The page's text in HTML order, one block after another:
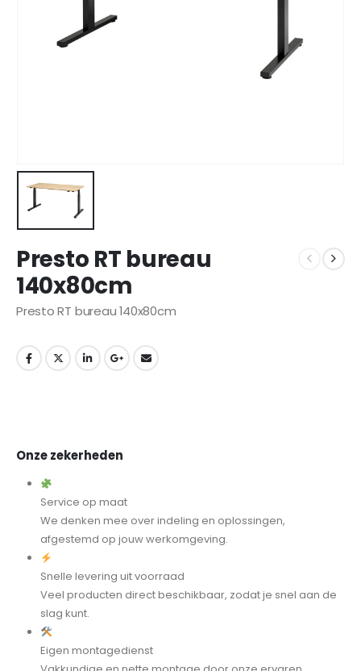
Presto RT bureau
140x80cm
Presto RT bureau 140x80cm
Onze zekerheden
Service op maat
We denken mee over indeling en oplossingen,
afgestemd op jouw werkomgeving.
Snelle levering uit voorraad
Veel producten direct beschikbaar, zodat je snel aan de
slag kunt.
Eigen montagedienst